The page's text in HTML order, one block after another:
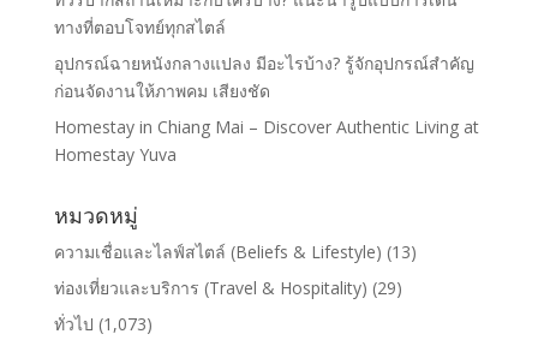
ทางที่ตอบโจทย์ทุกสไตล์
อุปกรณ์ฉายหนังกลางแปลง มีอะไรบ้าง? รู้จักอุปกรณ์สำคัญ
ก่อนจัดงานให้ภาพคม เสียงชัด
Homestay in Chiang Mai – Discover Authentic Living at
Homestay Yuva
หมวดหมู่
ความเชื่อและไลฟ์สไตล์ (Beliefs & Lifestyle) (13)
ท่องเที่ยวและบริการ (Travel & Hospitality) (29)
ทั่วไป (1,073)